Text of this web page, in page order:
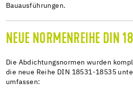
Bauausführungen.
NEUE NORMENREIHE DIN
Die Abdichtungsnormen wurden
die neue Reihe DIN 18531-18535
umfassen: